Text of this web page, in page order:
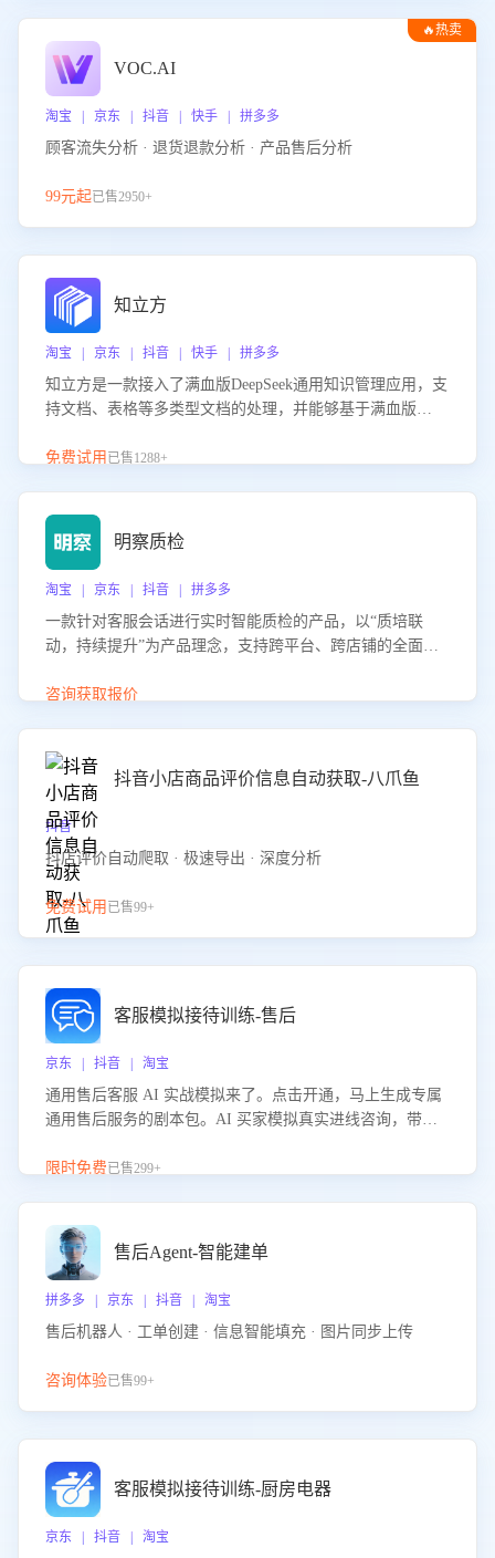
🔥热卖
VOC.AI
淘宝 | 京东 | 抖音 | 快手 | 拼多多
顾客流失分析 · 退货退款分析 · 产品售后分析
99元起已售2950+
知立方
淘宝 | 京东 | 抖音 | 快手 | 拼多多
知立方是一款接入了满血版DeepSeek通用知识管理应用，支
持文档、表格等多类型文档的处理，并能够基于满血版
识支持，帮助用户高效管理和利用知识资源。通过该产品，
免费试用 已售1288+
明察质检
淘宝 | 京东 | 抖音 | 拼多多
一款针对客服会话进行实时智能质检的产品，以“质培联
动，持续提升”为产品理念，支持跨平台、跨店铺的全面、
升客服团队的销服能力。
咨询获取报价
抖音小店商品评价信息自动获取-八爪鱼
抖音
抖店评价自动爬取 · 极速导出 · 深度分析
免费试用 已售99+
客服模拟接待训练-售后
京东 | 抖音 | 淘宝
通用售后客服 AI 实战模拟来了。点击开通，马上生成专属
通用售后服务的剧本包。AI 买家模拟真实进线咨询，带您
的应对要点，轻松提升服务能力。
限时免费已售299+
售后Agent-智能建单
拼多多 | 京东 | 抖音 | 淘宝
售后机器人 · 工单创建 · 信息智能填充 · 图片同步上传
咨询体验已售99+
客服模拟接待训练-厨房电器
京东 | 抖音 | 淘宝